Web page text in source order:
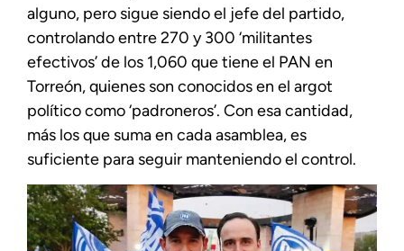
alguno, pero sigue siendo el jefe del partido,
controlando entre 270 y 300 ‘militantes
efectivos’ de los 1,060 que tiene el PAN en
Torreón, quienes son conocidos en el argot
político como ‘padroneros’. Con esa cantidad,
más los que suma en cada asamblea, es
suficiente para seguir manteniendo el control.